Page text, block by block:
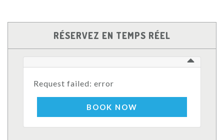
RÉSERVEZ EN TEMPS RÉEL
Request failed: error
BOOK NOW